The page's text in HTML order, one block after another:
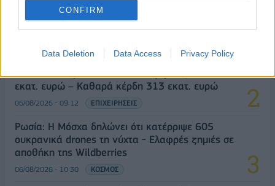
CONFIRM
Data Deletion Data Access Privacy Policy
Β.Σ. Καρούλιας: Τζίρος 98,7 εκατ. ευρώ και
αύξηση κερδών 57% - Τα νέα στοιχήματα σε low
& non alcohol
06/08/2026 - 11:48 ΕΠΙΧΕΙΡΗΣΕΙΣ
Metlen: Ρεκόρ EBITDA στο α' εξάμηνο, στα 550
εκατ. ευρώ – Καθαρά κέρδη 313 εκατ. ευρώ
06/08/2026 - 09:12 ΕΠΙΧΕΙΡΗΣΕΙΣ
Ρωσία: Η Μόσχα δηλώνει ότι κατέρριψε 605
ουκρανικά drones τη νύχτα - Ελαφρές ζημιές σε
αποθήκη της Wildberries
06/08/2026 - 10:30 ΚΟΣΜΟΣ